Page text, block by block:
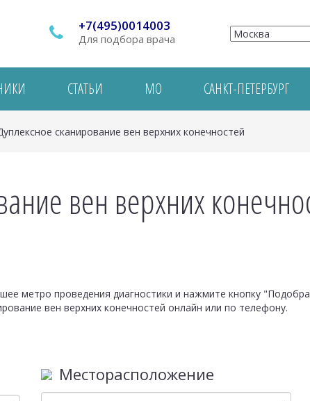
+7(495)0014003
Для подбора врача
СТАТЬИ МО САНКТ-ПЕТЕРБУРГ
сканирование вен верхних конечностей
вен верхних
метро проведения диагностики и нажмите кнопку
вен верхних конечностей онлайн или по телефону.
Месторасположение